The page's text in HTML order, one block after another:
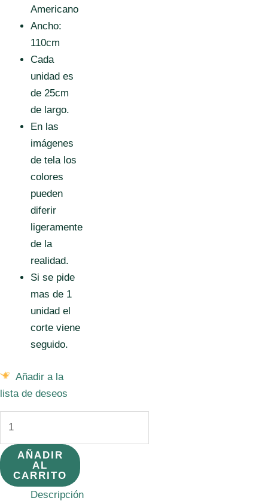
Americano
Ancho:
110cm
Cada
unidad es
de 25cm
de largo.
En las
imágenes
de tela los
colores
pueden
diferir
ligeramente
de la
realidad.
Si se pide
mas de 1
unidad el
corte viene
seguido.
Añadir a la
lista de deseos
425
Tono
sobre
AÑADIR
AL
CARRITO
Descripción